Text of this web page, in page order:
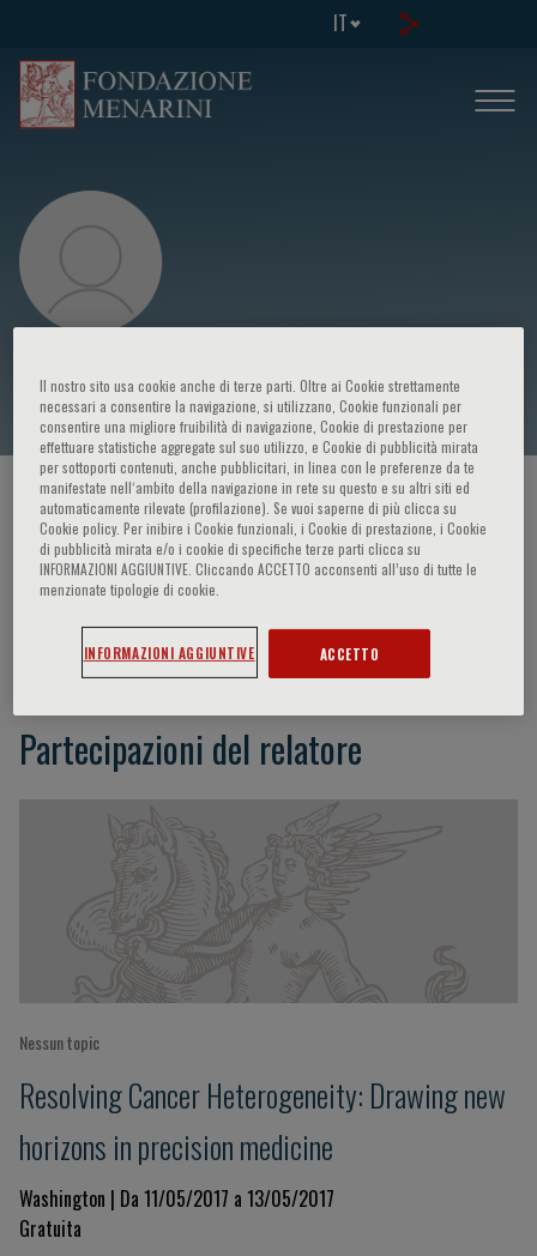
IT
Sergio Abrignani
HOME PAGE / CORSI ED EVENTI / RELATORE
Sergio Abrignani
Partecipazioni del relatore
Nessun topic
Resolving Cancer Heterogeneity: Drawing new
horizons in precision medicine
Washington | Da 11/05/2017 a 13/05/2017
Gratuita
Il nostro sito usa cookie anche di terze parti. Oltre ai Cookie strettamente
necessari a consentire la navigazione, si utilizzano, Cookie funzionali per
consentire una migliore fruibilità di navigazione, Cookie di prestazione per
effettuare statistiche aggregate sul suo utilizzo, e Cookie di pubblicità mirata
per sottoporti contenuti, anche pubblicitari, in linea con le preferenze da te
manifestate nell‘ambito della navigazione in rete su questo e su altri siti ed
automaticamente rilevate (profilazione). Se vuoi saperne di più clicca su
Cookie policy. Per inibire i Cookie funzionali, i Cookie di prestazione, i Cookie
di pubblicità mirata e/o i cookie di specifiche terze parti clicca su
INFORMAZIONI AGGIUNTIVE. Cliccando ACCETTO acconsenti all’uso di tutte le
menzionate tipologie di cookie.
INFORMAZIONI AGGIUNTIVE ACCETTO